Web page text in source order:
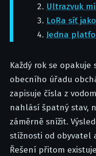
Ultrazvuk
LoRa síť
Jedna
Každý rok se
obecního úřadu
zapisuje čísla z
nahlásí špatný stav,
záměrně snížit.
stížnosti od obyvatel
Řešení přitom